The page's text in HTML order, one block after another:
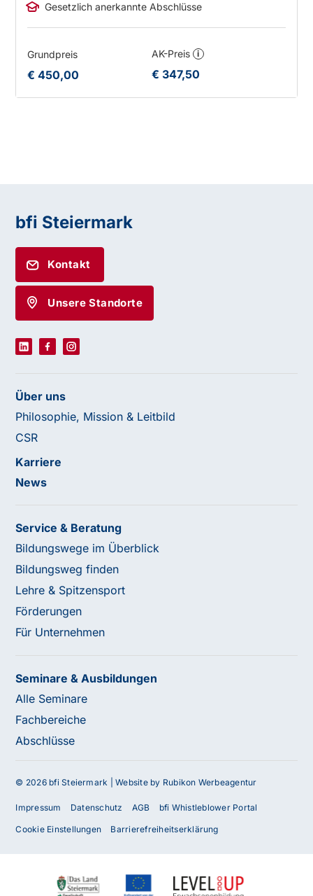
Gesetzlich anerkannte Abschlüsse
Grundpreis
€ 450,00
AK-Preis i
€ 347,50
bfi Steiermark
Kontakt
Unsere Standorte
Über uns
Philosophie, Mission & Leitbild
CSR
Karriere
News
Service & Beratung
Bildungswege im Überblick
Bildungsweg finden
Lehre & Spitzensport
Förderungen
Für Unternehmen
Seminare & Ausbildungen
Alle Seminare
Fachbereiche
Abschlüsse
© 2026 bfi Steiermark |Website by Rubikon Werbeagentur
Impressum Datenschutz AGB bfi Whistleblower Portal
Cookie Einstellungen Barrierefreiheitserklärung